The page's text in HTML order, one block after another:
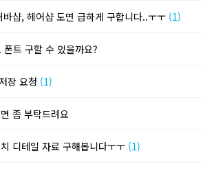
바샵, 헤어샵 도면 급하게 구합니다..ㅜㅜ (1)
트 구할 수 있을까요?
장 요청 (1)
좀 부탁드려요
디테일 자료 구해봅니다ㅜㅜ (1)